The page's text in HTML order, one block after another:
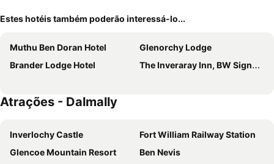
Estes hotéis também poderão interessá-lo...
Muthu Ben Doran Hotel
Glenorchy Lodge
Brander Lodge Hotel
The Inveraray Inn, BW Signature Collection
Atrações - Dalmally
Inverlochy Castle
Fort William Railway Station
Glencoe Mountain Resort
Ben Nevis